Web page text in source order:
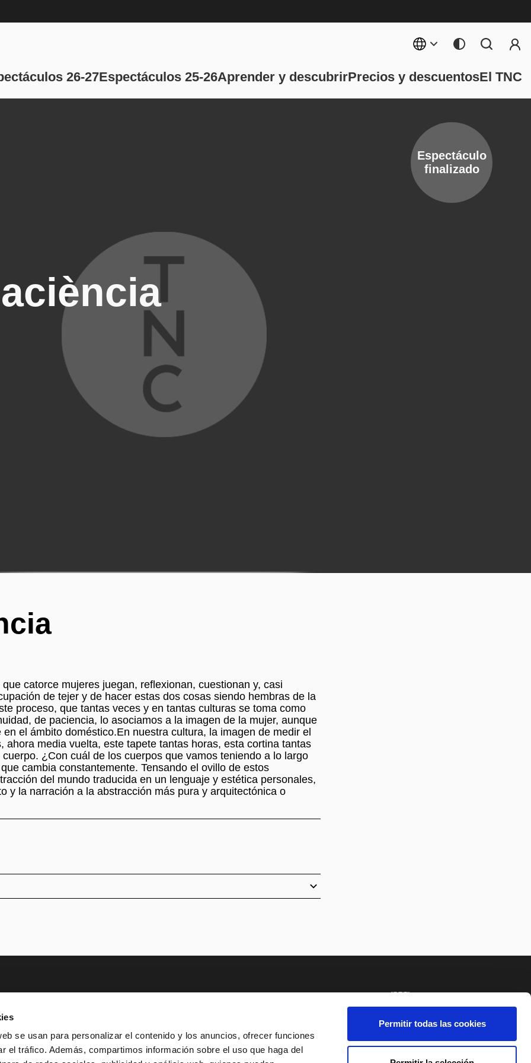
se usan para personalizar el contenido y los anuncios, ofrecer funciones
el tráfico. Además, compartimos información sobre el uso que haga del
Permitir todas las cookies
principal
26-27Espectáculos 25-26Aprender y descubrirPrecios y descuentosEl TNC
Espectáculo
finalizado
catorce mujeres juegan, reflexionan, cuestionan y, casi
de tejer y de hacer estas dos cosas siendo hembras de la
proceso, que tantas veces y en tantas culturas se toma como
de paciencia, lo asociamos a la imagen de la mujer, aunque
el ámbito doméstico.En nuestra cultura, la imagen de medir el
media vuelta, este tapete tantas horas, esta cortina tantas
¿Con cuál de los cuerpos que vamos teniendo a lo largo
cambia constantemente. Tensando el ovillo de estos
del mundo traducida en un lenguaje y estética personales,
y la narración a la abstracción más pura y arquitectónica o
SISTEMA INTERNO DE ALERTAS DEL TNC
065 700 INFO@TNC.CAT SUSCRÍBETE AL BOLETÍN